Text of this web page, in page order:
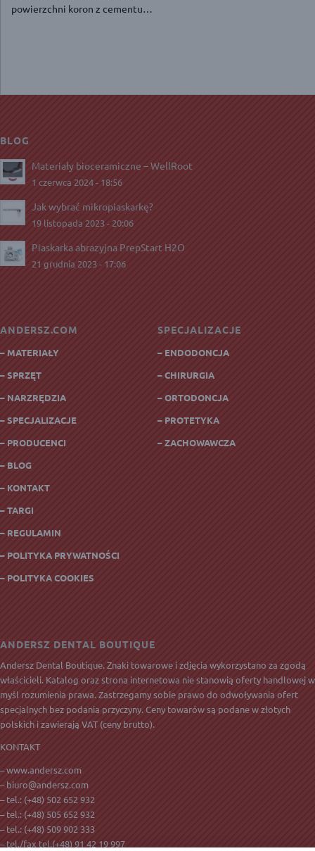
powierzchni koron z cementu…
BLOG
Materiały bioceramiczne – WellRoot
1 czerwca 2024 - 18:56
Jak wybrać mikropiaskarkę?
19 listopada 2023 - 20:06
Piaskarka abrazyjna PrepStart H2O
21 grudnia 2023 - 17:06
ANDERSZ.COM
– MATERIAŁY
– SPRZĘT
– NARZRĘDZIA
– SPECJALIZACJE
– PRODUCENCI
– BLOG
– KONTAKT
– TARGI
– REGULAMIN
– POLITYKA PRYWATNOŚCI
– POLITYKA COOKIES
SPECJALIZACJE
– ENDODONCJA
– CHIRURGIA
– ORTODONCJA
– PROTETYKA
– ZACHOWAWCZA
ANDERSZ DENTAL BOUTIQUE
Andersz Dental Boutique. Znaki towarowe i zdjęcia wykorzystano za zgodą
właścicieli. Katalog oraz strona internetowa nie stanowią oferty handlowej w
myśl rozumienia prawa. Zastrzegamy sobie prawo do odwoływania ofert
specjalnych bez podania przyczyny. Ceny towarów są podane w złotych
polskich i zawierają VAT(ceny brutto).
KONTAKT
– www.andersz.com
–biuro@andersz.com
– tel.: (+48) 502 652 932
– tel.: (+48) 505 652 932
– tel.: (+48) 509 902 333
– tel./fax tel.(+48) 91 42 19 997